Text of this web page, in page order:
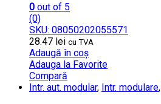
0 out of 5
(0)
SKU: 08050202055571
28.47 lei cu TVA
Adaugă în coș
Adauga la Favorite
Compară
Intr. aut. modular, Intr. modulare,